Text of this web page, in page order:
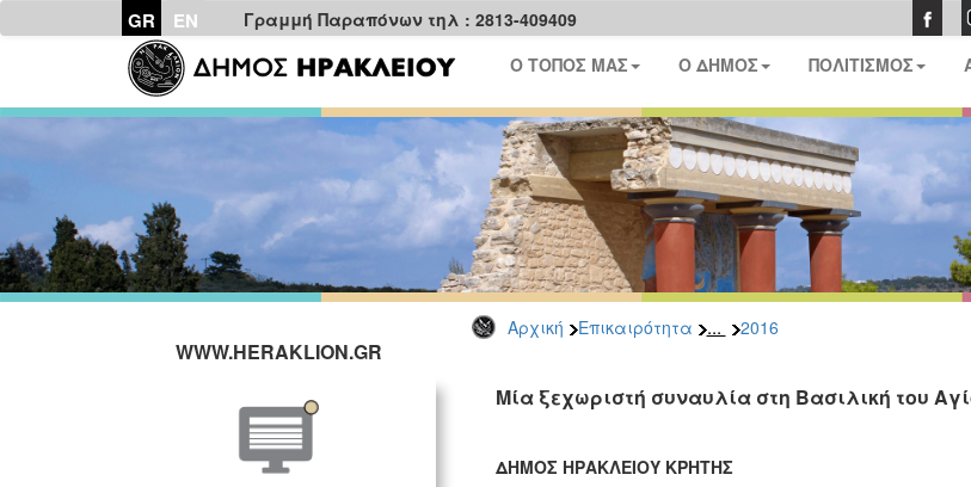
GR EN Γραμμή Παραπόνων τηλ : 2813-409409
Ο ΤΟΠΟΣ ΜΑΣ Ο ΔΗΜΟΣ ΠΟΛΙΤΙΣΜΟΣ
Αρχική Επικαιρότητα ... 2016
WWW.HERAKLION.GR
Μία ξεχωριστή συναυλία στη Βασιλική του
ΔΗΜΟΣ ΗΡΑΚΛΕΙΟΥ ΚΡΗΤΗΣ